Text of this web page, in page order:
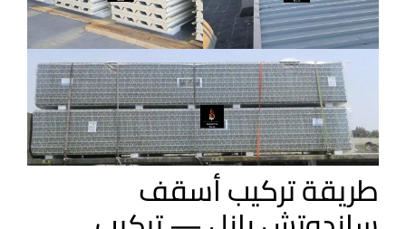
طريقة تركيب أسقف